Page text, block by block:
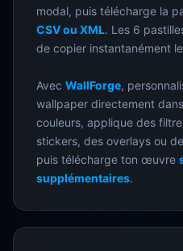
modal, puis télécharge la
CSV ou XML. Les 6
de copier instantanément
Avec WallForge,
wallpaper directement
couleurs, applique des
stickers, des overlays ou
puis télécharge ton œuvre
supplémentaires.